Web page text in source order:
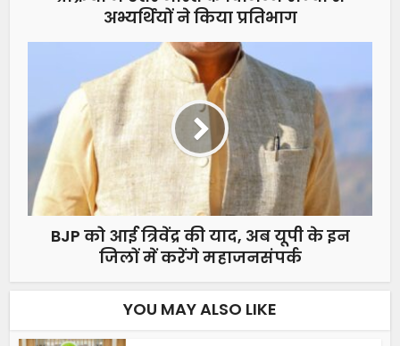
अभ्यर्थियों ने किया प्रतिभाग
BJP को आई त्रिवेंद्र की याद, अब यूपी के इन
जिलों में करेंगे महाजनसंपर्क
YOU MAY ALSO LIKE